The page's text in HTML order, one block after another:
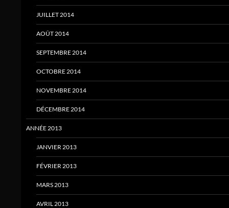
JUILLET 2014
AOÛT 2014
SEPTEMBRE 2014
OCTOBRE 2014
NOVEMBRE 2014
DÉCEMBRE 2014
ANNÉE 2013
JANVIER 2013
FÉVRIER 2013
MARS 2013
AVRIL 2013